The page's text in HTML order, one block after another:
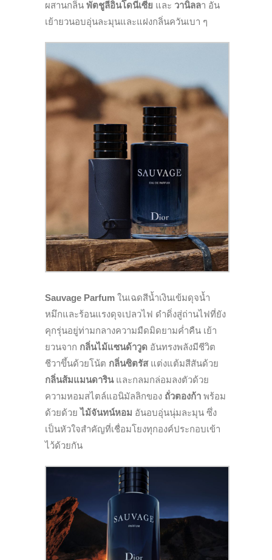
ผสานกลิ่น พัตชูลีอินโดนีเซีย และ วานิลลา อัน
เย้ายวนอบอุ่นละมุนและแฝงกลิ่นควันเบา ๆ
Sauvage Parfum ในเฉดสีน้ำเงินเข้มดุจน้ำ
หมึกและร้อนแรงดุจเปลวไฟ ดำดิ่งสู่ถ่านไฟที่ยัง
คุกรุ่นอยู่ท่ามกลางความมืดมิดยามค่ำคืน เย้า
ยวนจาก กลิ่นไม้แซนด้าวูด อันทรงพลังมีชีวิต
ชีวาขึ้นด้วยโน้ต กลิ่นซิตรัสแต่งแต้มสีสันด้วย
กลิ่นส้มแมนดารินและกลมกล่อมลงตัวด้วย
ความหอมสไตล์แอนิมัลลิกของ ถั่วตองก้า พร้อม
ด้วยด้วยไม้จันทน์หอม อันอบอุ่นนุ่มละมุน ซึ่ง
เป็นหัวใจสำคัญที่เชื่อมโยงทุกองค์ประกอบเข้า
ไว้ด้วยกัน